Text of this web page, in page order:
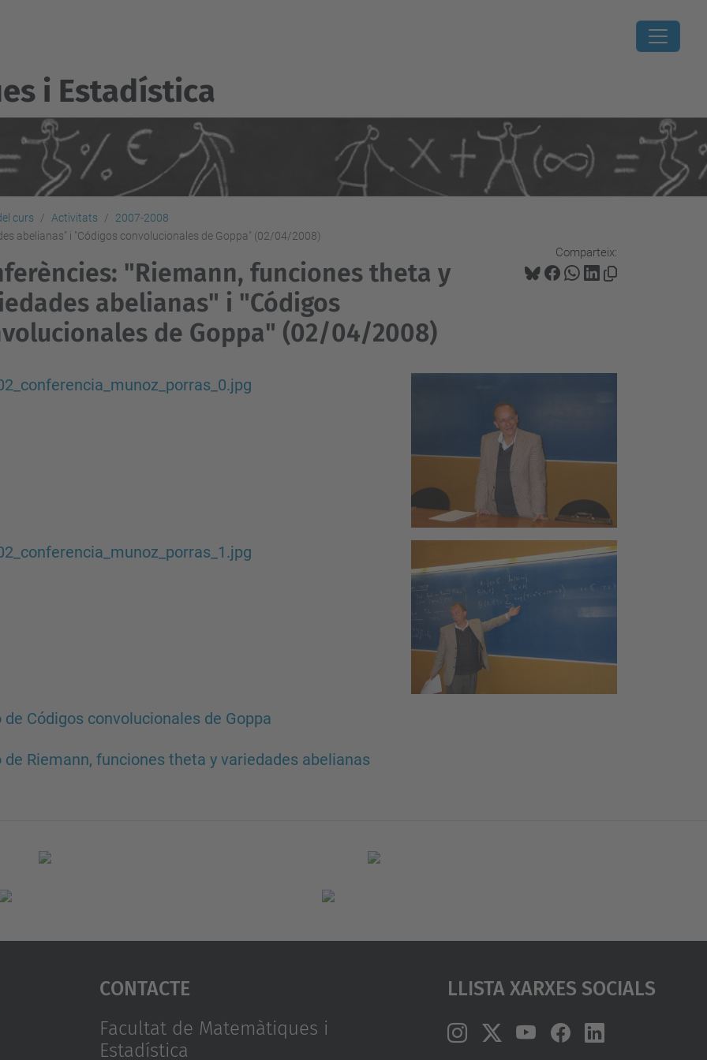
i Estadí­stica
curs Activitats
2007-2008
abelianas" i "Códigos convolucionales de Goppa" (02/04/2008)
Comparteix:
"Riemann, funciones theta y
abelianas" i "Códigos
de Goppa" (02/04/2008)
de Códigos convolucionales de Goppa
de Riemann, funciones theta y variedades abelianas
Contacte
Facultat de Matemàtiques i
Estadística
Llista Xarxes Socials